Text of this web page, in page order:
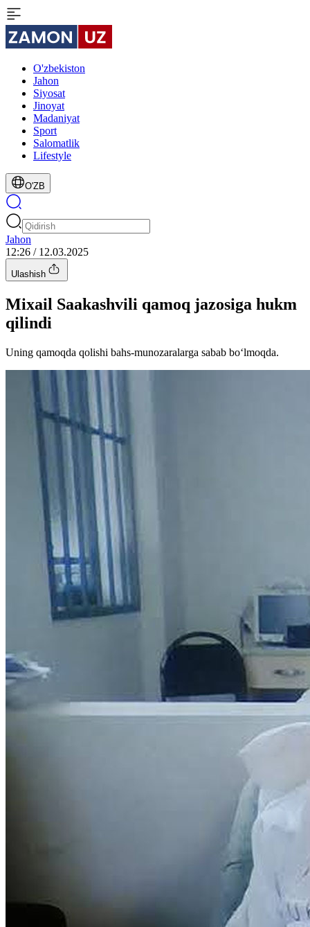
O'zbekiston
Jahon
Siyosat
Jinoyat
Madaniyat
Sport
Salomatlik
Lifestyle
O'ZB
Jahon
12:26 / 12.03.2025
Ulashish
Mixail Saakashvili qamoq jazosiga hukm
qilindi
Uning qamoqda qolishi bahs-munozaralarga sabab bo‘lmoqda.